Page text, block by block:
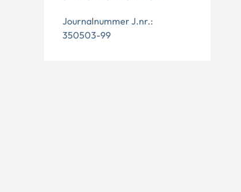
Journalnummer J.nr.:
350503-99